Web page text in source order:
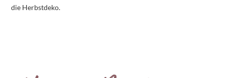
die Herbstdeko.